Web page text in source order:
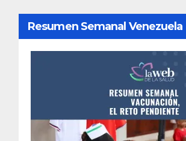
Resumen Semanal Venezuela